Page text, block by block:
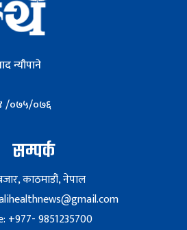
न्यौपाने
/०७५/०७६
सम्पर्क
काठमाडौं, नेपाल
+977- 9851235700